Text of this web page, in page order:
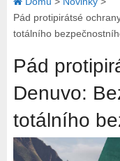
Pád protipirátsé
totálního
Pád
Denuvo:
totálního